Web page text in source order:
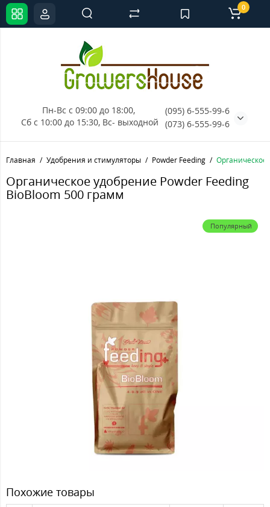
Пн-Вс с 09:00 до 18:00,
Сб с 10:00 до 15:30, Вс- выходной
(095) 6-555-99-6
(073) 6-555-99-6
0
Главная Удобрения и стимуляторы Powder Feeding Органическое
Органическое удобрение Powder Feeding
BioBloom 500 грамм
Популярный
Похожие товары